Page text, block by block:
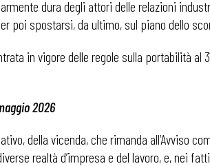
dura degli attori delle relazioni
poi spostarsi, da ultimo, sul piano dello
in vigore delle regole sulla portabilità al
2026
della vicenda, che rimanda all’Avviso
realtà d’impresa e del lavoro, e, nei